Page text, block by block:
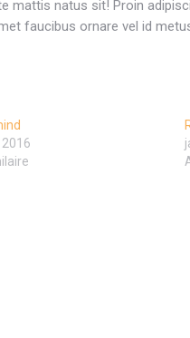
mattis natus sit! Proin
faucibus ornare vel id